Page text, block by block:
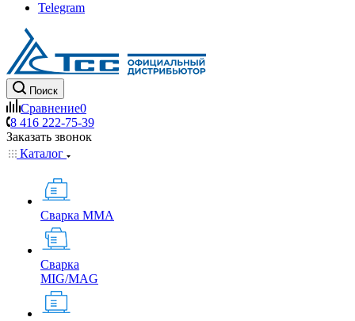
Telegram
Поиск
Сравнение0
8 416 222-75-39
Заказать звонок
Каталог
Сварка MMA
Сварка
MIG/MAG